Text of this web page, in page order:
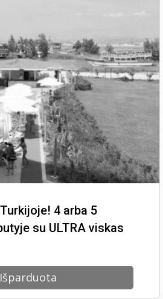
4 arba 5
su ULTRA viskas
Išparduota